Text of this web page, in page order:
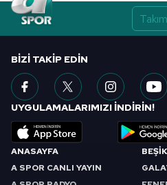
6698 sayılı Kişisel Verilerin
hazırlanmış Aydınlatma
almak için lütfen
ANASAYFA
A SPOR CANLI YAYIN
BIZI TAKIP EDIN
UYGULAMALARIMIZI İNDİRİN!